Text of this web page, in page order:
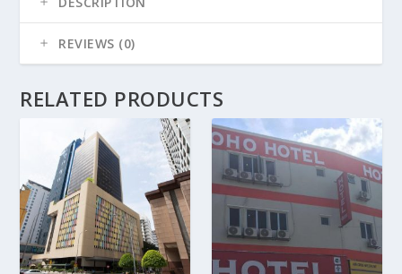
REVIEWS (0)
RELATED PRODUCTS